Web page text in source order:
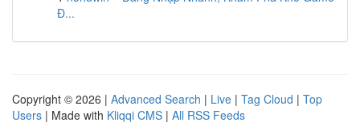
Đ...
Copyright © 2026 | Advanced Search | Live | Tag Cloud | Top
Users | Made with Kliqqi CMS | All RSS Feeds